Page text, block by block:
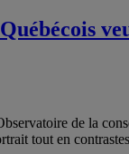
de la
tout en